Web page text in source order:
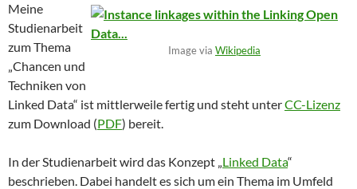
Image via Wikipedia
Meine
Studienarbeit
zum Thema
„Chancen und
Techniken von
Linked Data“ ist mittlerweile fertig und steht unterCC-Lizenz
zum Download (PDF) bereit.
In der Studienarbeit wird das Konzept „Linked Data“
beschrieben. Dabei handelt es sich um ein Thema im Umfeld